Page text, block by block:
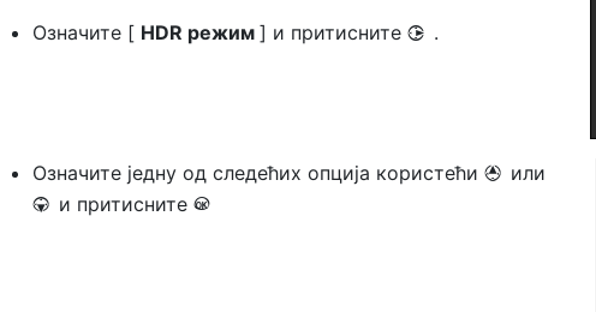
Означите [ HDR режим ] и притисните 2 .
Означите једну од следећих опција користећи 1 или
3 и притисните J